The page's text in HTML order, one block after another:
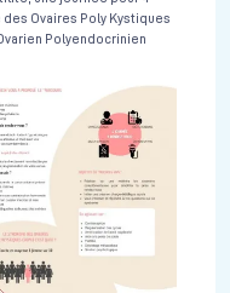
des Ovaires Poly Kystiques
Polyendocrinien